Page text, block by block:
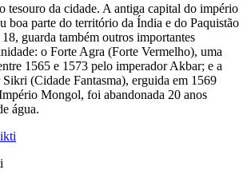
tesouro da cidade. A an­tiga capital do império
boa parte do território da Índia e do Paquistão
guarda também outros impor­tantes
o Forte Agra (Forte Vermelho), uma
1565 e 1573 pelo imperador Akbar; e a
(Cidade Fantasma), erguida em 1569
Mongol, foi abandonada 20 anos
água.